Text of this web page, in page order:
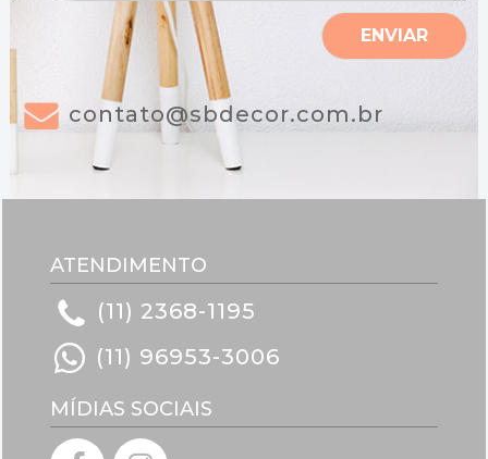
ENVIAR
contato@sbdecor.com.br
ATENDIMENTO
(11) 2368-1195
(11) 96953-3006
MÍDIAS SOCIAIS